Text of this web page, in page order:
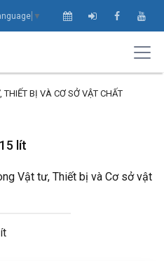
▼
THIẾT BỊ VÀ CƠ SỞ VẬT CHẤT
lít
Vật tư, Thiết bị và Cơ sở vật